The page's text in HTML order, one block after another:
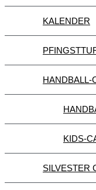
KALENDER
HANDBALL-
KIDS-
SILVESTER